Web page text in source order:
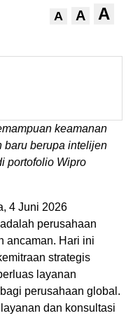
A A A
keamanan
baru berupa intelijen
portofolio Wipro
, 4 Juni 2026
perusahaan
ancaman. Hari ini
strategis
layanan
perusahaan global.
dan konsultasi